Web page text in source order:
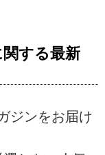
する最新
ジンをお届け